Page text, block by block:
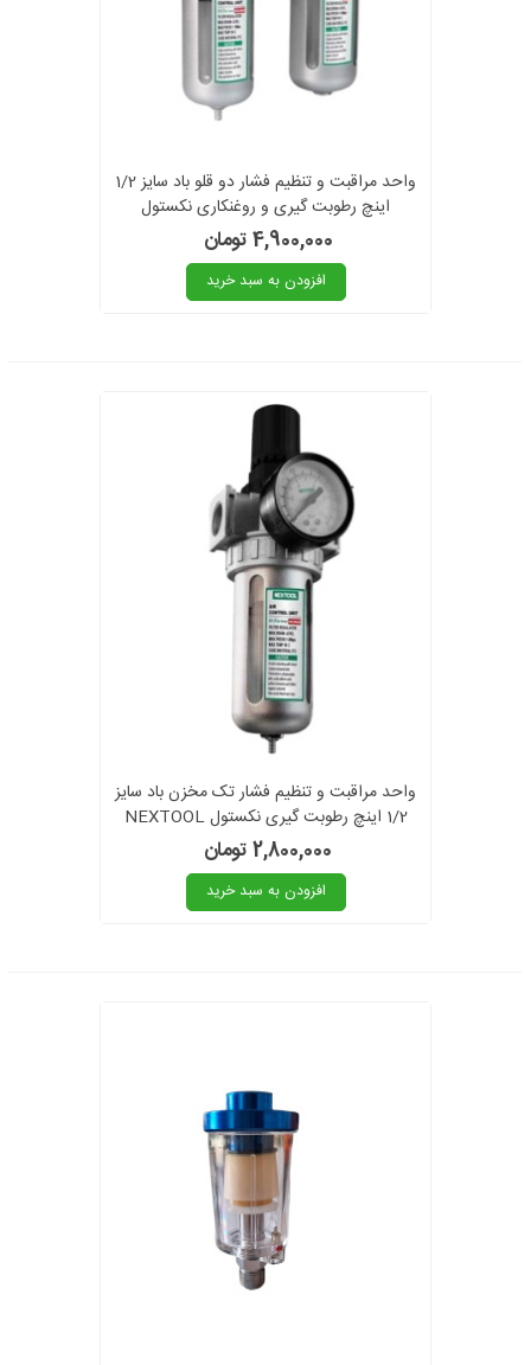
واحد مراقبت و تنظیم فشار دو قلو باد سایز 1/2
اینچ رطوبت گیری و روغنکاری نکستول
NEXTOOL مدل NEX-AFRL80
4,900,000 تومان
افزودن به سبد خرید
واحد مراقبت و تنظیم فشار تک مخزن باد سایز
1/2 اینچ رطوبت گیری نکستول NEXTOOL
مدل NEX-AFR80
2,800,000 تومان
افزودن به سبد خرید